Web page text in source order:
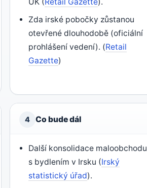
Zda irské pobočky zůstanou
otevřené dlouhodobě (oficiální
prohlášení vedení). (Retail
Gazette)
4 Co bude dál
Další konsolidace maloobchodu
s bydlením v Irsku (Irský
statistický úřad).